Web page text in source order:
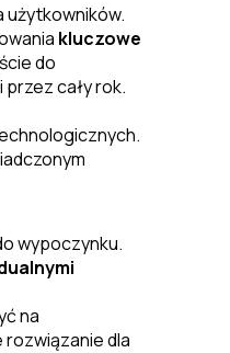
użytkowników.
kluczowe
do
cały rok.
wypoczynku.
na
dla